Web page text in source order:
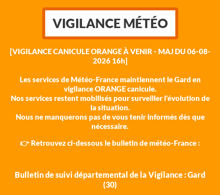
VIGILANCE MÉTÉO
[VIGILANCE CANICULE ORANGE À VENIR - MAJ DU 06-08-
2026 16h]
Les services de Météo-France maintiennent le Gard en
vigilance ORANGE canicule.
Nos services restent mobilisés pour surveiller l'évolution de
la situation.
Nous ne manquerons pas de vous tenir informés dès que
nécessaire.
👉 Retrouvez ci-dessous le bulletin de météo-France :
Bulletin de suivi départemental de la Vigilance : Gard
(30)